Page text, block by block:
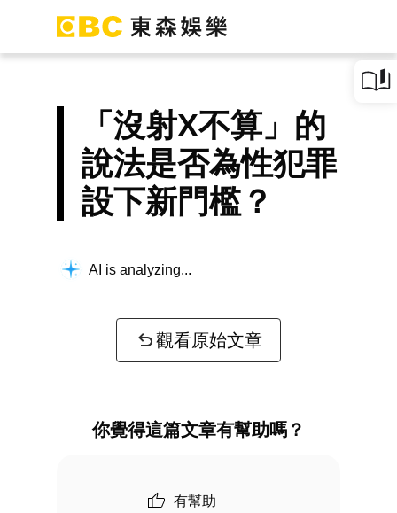
「沒射X不算」的
說法是否為性犯罪
設下新門檻？
AI is analyzing...
觀看原始文章
你覺得這篇文章有幫助嗎？
有幫助